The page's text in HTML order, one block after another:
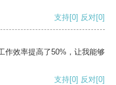
支持[0] 反对[0]
作效率提高了50%，让我能够
支持[0] 反对[0]